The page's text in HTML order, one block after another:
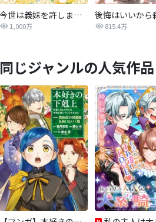
今世は義妹を許しません
1,000万 815.4万
同じジャンルの人気作品